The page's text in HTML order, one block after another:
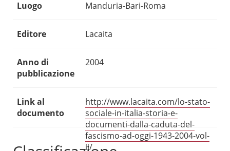
Luogo Manduria-Bari-Roma
Editore Lacaita
Anno di
pubblicazione
2004
Link al
documento
http://www.lacaita.com/lo-stato-
sociale-in-italia-storia-e-
documenti-dalla-caduta-del-
fascismo-ad-oggi-1943-2004-vol-
ii/